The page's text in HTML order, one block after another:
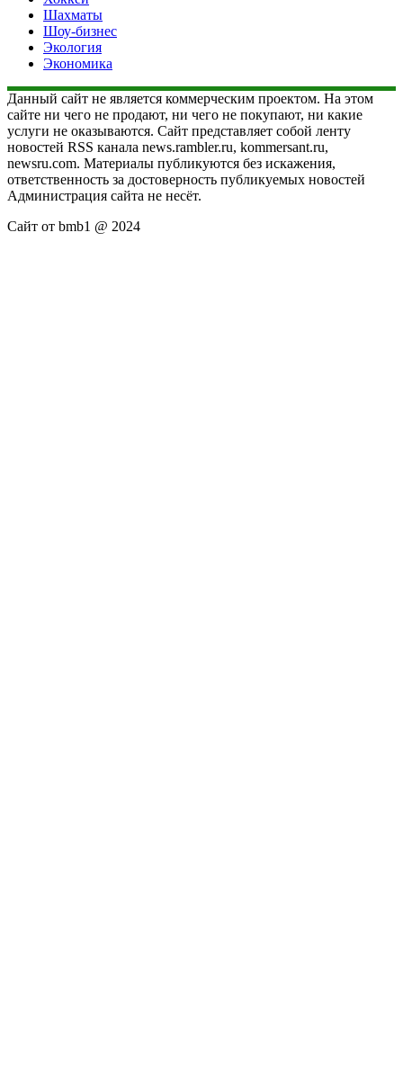
Шахматы
Шоу-бизнес
Экология
Экономика
Данный сайт не является коммерческим проектом. На этом
сайте ни чего не продают, ни чего не покупают, ни какие
услуги не оказываются. Сайт представляет собой ленту
новостей RSS канала news.rambler.ru, kommersant.ru,
newsru.com. Материалы публикуются без искажения,
ответственность за достоверность публикуемых новостей
Администрация сайта не несёт.
Сайт от bmb1 @ 2024